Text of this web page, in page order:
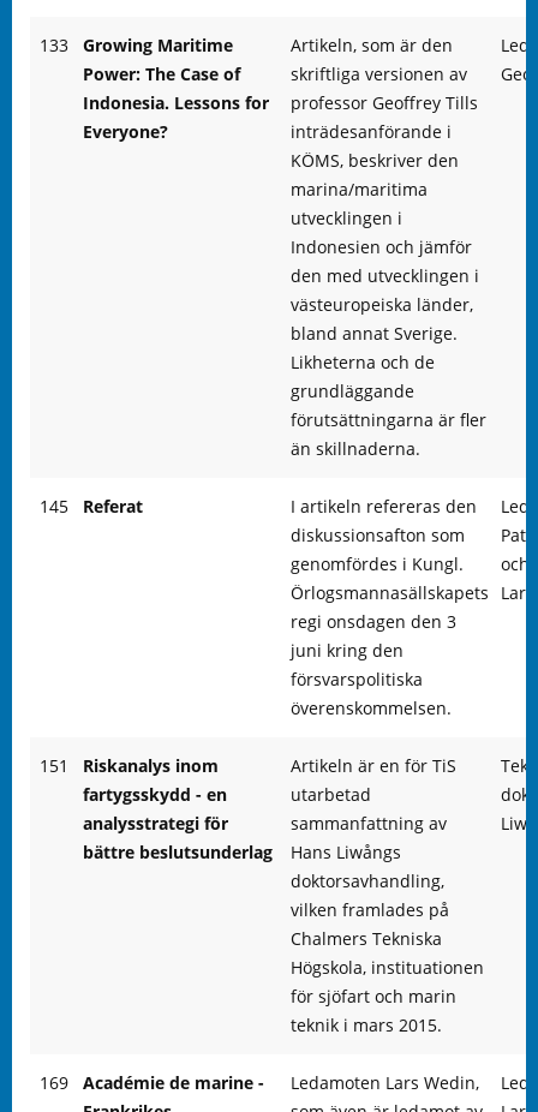
133
Growing Maritime
Power: The Case of
Indonesia. Lessons for
Everyone?
Artikeln, som är den
skriftliga versionen av
professor Geoffrey Tills
inträdesanförande i
KÖMS, beskriver den
marina/maritima
utvecklingen i
Indonesien och jämför
den med utvecklingen i
västeuropeiska länder,
bland annat Sverige.
Likheterna och de
grundläggande
förutsättningarna är fler
än skillnaderna.
145 Referat
I artikeln refereras den
diskussionsafton som
genomfördes i Kungl.
Örlogsmannasällskapets
regi onsdagen den 3
juni kring den
försvarspolitiska
överenskommelsen.
och
151
Riskanalys inom
fartygsskydd - en
analysstrategi för
bättre beslutsunderlag
Artikeln är en för TiS
utarbetad
sammanfattning av
Hans Liwångs
doktorsavhandling,
vilken framlades på
Chalmers Tekniska
Högskola, instituationen
för sjöfart och marin
teknik i mars 2015.
169
Académie de marine -
Ledamoten Lars Wedin,